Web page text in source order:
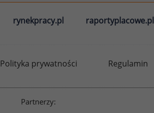
rynekpracy.pl raportyplacowe.pl
Polityka prywatności Regulamin
Partnerzy: